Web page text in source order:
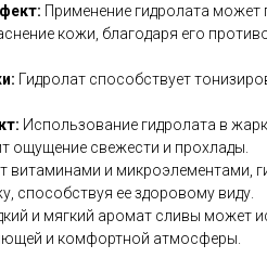
Применение гидролата может
кожи, благодаря его
Гидролат способствует
Использование гидролата в
ощущение свежести и прохлады.
витаминами и микроэлементами,
способствуя ее здоровому виду.
и мягкий аромат сливы может
и комфортной атмосферы.